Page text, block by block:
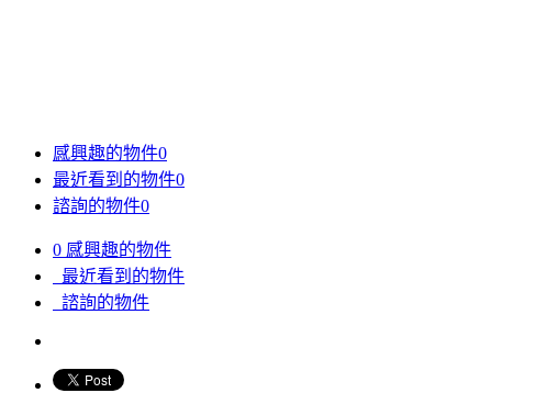
感興趣的物件0
最近看到的物件0
諮詢的物件0
0 感興趣的物件
最近看到的物件
諮詢的物件